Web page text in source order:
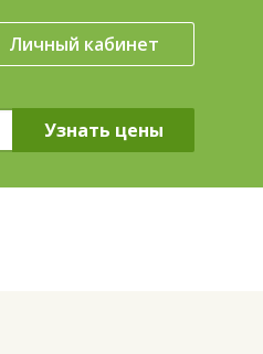
Личный кабинет